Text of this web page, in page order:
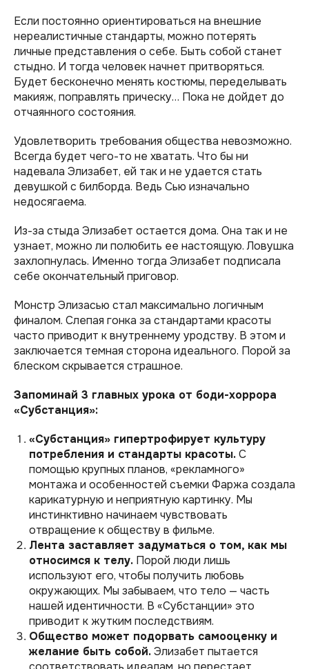
Если постоянно ориентироваться на внешние
нереалистичные стандарты, можно потерять
личные представления о себе. Быть собой станет
стыдно. И тогда человек начнет притворяться.
Будет бесконечно менять костюмы, переделывать
макияж, поправлять прическу… Пока не дойдет до
отчаянного состояния.
Удовлетворить требования общества невозможно.
Всегда будет чего-то не хватать. Что бы ни
надевала Элизабет, ей так и не удается стать
девушкой с билборда. Ведь Сью изначально
недосягаема.
Из-за стыда Элизабет остается дома. Она так и не
узнает, можно ли полюбить ее настоящую. Ловушка
захлопнулась. Именно тогда Элизабет подписала
себе окончательный приговор.
Монстр Элизасью стал максимально логичным
финалом. Слепая гонка за стандартами красоты
часто приводит к внутреннему уродству. В этом и
заключается темная сторона идеального. Порой за
блеском скрывается страшное.
Запоминай 3 главных урока от боди-хоррора
«Субстанция»:
«Субстанция» гипертрофирует культуру
потребления и стандарты красоты.С
помощью крупных планов, «рекламного»
монтажа и особенностей съемки Фаржа создала
карикатурную и неприятную картинку. Мы
инстинктивно начинаем чувствовать
отвращение к обществу в фильме.
Лента заставляет задуматься о том, как мы
относимся к телу. Порой люди лишь
используют его, чтобы получить любовь
окружающих. Мы забываем, что тело — часть
нашей идентичности. В «Субстанции» это
приводит к жутким последствиям.
Общество может подорвать самооценку и
желание быть собой.Элизабет пытается